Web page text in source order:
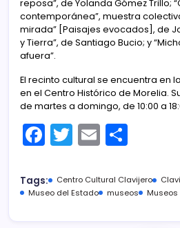
reposa”, de Yolanda Gómez Trillo;
contemporánea”, muestra
mirada” [Paisajes evocados], de
y Tierra”, de Santiago Bucio; y
afuera”.
El recinto cultural se encuentra en
en el Centro Histórico de Morelia.
de martes a domingo, de 10:00 a
F
a
c
e
T
w
itt
er
E
m
ai
l
m
p
Tags: Centro Cultural Clavijero
Museo del Estado
museos